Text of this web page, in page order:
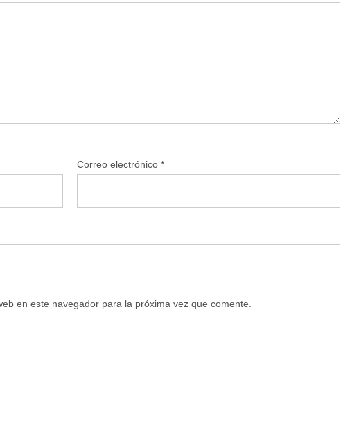
Correo electrónico *
en este navegador para la próxima vez que comente.